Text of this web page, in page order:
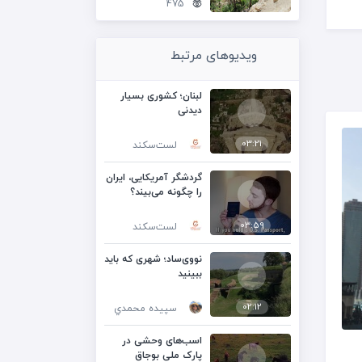
475
ویدیوهای مرتبط
03:21
لبنان؛ کشوری بسیار
دیدنی
لست‌سکند
03:59
گردشگر آمریکایی، ایران
را چگونه می‌بیند؟
لست‌سکند
02:12
نووی‌ساد؛ شهری که باید
ببینید
سپيده محمدي
اسب‌های وحشی در
پارک ملی بوجاق